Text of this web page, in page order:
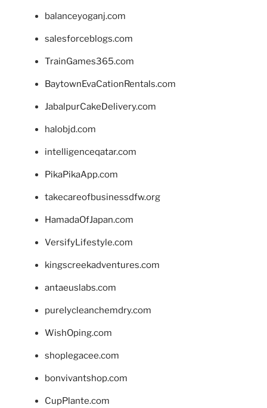
balanceyoganj.com
salesforceblogs.com
TrainGames365.com
BaytownEvaCationRentals.com
JabalpurCakeDelivery.com
halobjd.com
intelligenceqatar.com
PikaPikaApp.com
takecareofbusinessdfw.org
HamadaOfJapan.com
VersifyLifestyle.com
kingscreekadventures.com
antaeuslabs.com
purelycleanchemdry.com
WishOping.com
shoplegacee.com
bonvivantshop.com
CupPlante.com